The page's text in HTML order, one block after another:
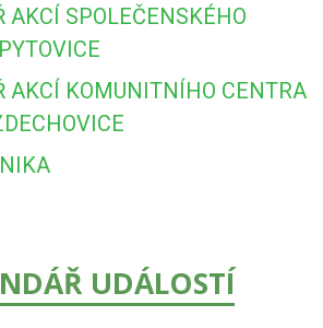
AKCÍ SPOLEČENSKÉHO
AKCÍ KOMUNITNÍHO CENTRA
UDÁLOSTÍ